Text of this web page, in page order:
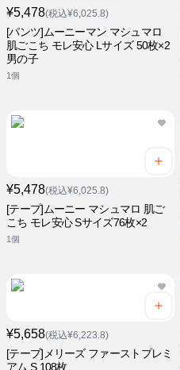
¥5,478(税込¥6,025.8)
[パンツ]ムーニーマン マシュマロ
肌ごこち モレ安心 Lサイズ 50枚×2
男の子
1個
¥5,478(税込¥6,025.8)
[テープ]ムーニー マシュマロ 肌ご
こち モレ安心 Sサイズ76枚×2
1個
¥5,658(税込¥6,223.8)
[テープ]メリーズ ファーストプレミ
アム S 108枚